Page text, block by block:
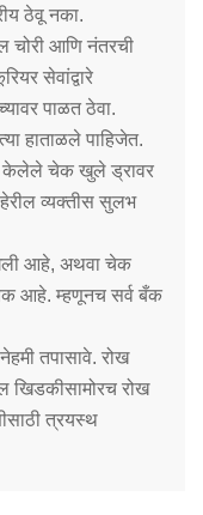
ठेवू नका.
चोरी आणि नंतरची
सेवांद्वारे
पाळत ठेवा.
हाताळले पाहिजेत.
केलेले चेक खुले ड्रावर
व्यक्तीस सुलभ
गेली आहे, अथवा चेक
आहे. म्हणूनच सर्व बँक
तपासावे. रोख
खिडकीसामोरच रोख
त्रयस्थ